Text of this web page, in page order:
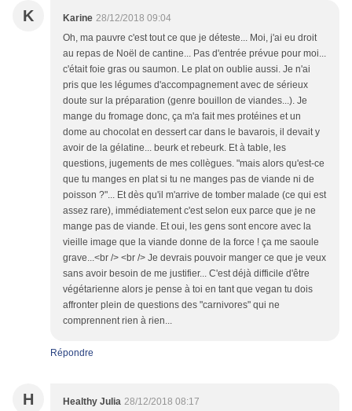
K Karine 28/12/2018 09:04
Oh, ma pauvre c'est tout ce que je déteste... Moi, j'ai eu droit
au repas de Noël de cantine... Pas d'entrée prévue pour moi...
c'était foie gras ou saumon. Le plat on oublie aussi. Je n'ai
pris que les légumes d'accompagnement avec de sérieux
doute sur la préparation (genre bouillon de viandes...). Je
mange du fromage donc, ça m'a fait mes protéines et un
dome au chocolat en dessert car dans le bavarois, il devait y
avoir de la gélatine... beurk et rebeurk. Et à table, les
questions, jugements de mes collègues. "mais alors qu'est-ce
que tu manges en plat si tu ne manges pas de viande ni de
poisson ?"... Et dès qu'il m'arrive de tomber malade (ce qui est
assez rare), immédiatement c'est selon eux parce que je ne
mange pas de viande. Et oui, les gens sont encore avec la
vieille image que la viande donne de la force ! ça me saoule
grave...<br /> <br /> Je devrais pouvoir manger ce que je veux
sans avoir besoin de me justifier... C'est déjà difficile d'être
végétarienne alors je pense à toi en tant que vegan tu dois
affronter plein de questions des "carnivores" qui ne
comprennent rien à rien...
Répondre
H Healthy Julia 28/12/2018 08:17